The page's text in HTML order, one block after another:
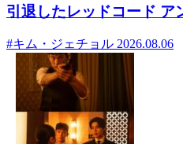
引退したレッドコード ア
#キム・ジェチョル 2026.08.06